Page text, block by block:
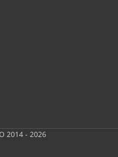
2014 - 2026